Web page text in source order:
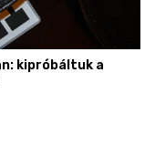
kipróbáltuk a